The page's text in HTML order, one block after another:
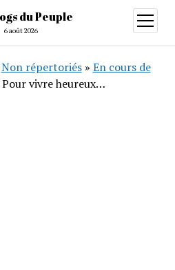
du Peuple
6 août 2026
ouvrir
menu
Non répertoriés» En cours de
Pour vivre heureux…